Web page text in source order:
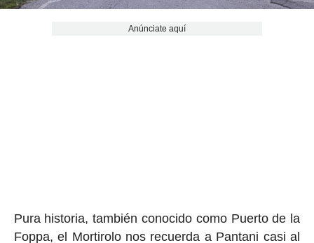
Anúnciate aquí
Pura historia, también conocido como Puerto de la
Foppa, el Mortirolo nos recuerda a Pantani casi al